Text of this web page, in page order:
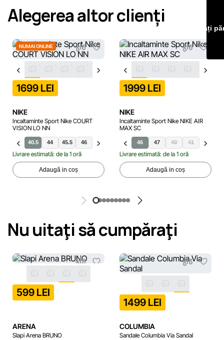
erori în cel mai scurt termen rezonabil.
Alegerea altor clienți
NUMAI ONLINE
1699 LEI
NIKE
Incaltaminte Sport Nike COURT
VISION LO NN
40 40.5 44 45.5 46 41 42.5 43 44.5 45 47
Livrare estimată: de la 1 oră
Adaugă in coș
1999 LEI
NIKE
Incaltaminte Sport Nike NIKE AIR
MAX SC
40.5 46 47 40 41 42
Livrare estimată: de la 1 oră
Adaugă in coș
Nu uitaţi să cumpăraţi
599 LEI
ARENA
Slapi Arena BRUNO
1499 LEI
COLUMBIA
Sandale Columbia Via Sandal
Lăsați